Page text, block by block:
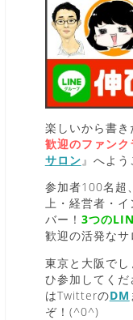
楽しいから書き
歓迎のファン
サロン 』へよう
参加者100名超
上・経営者・
バー！ 3つの
歓迎の活発なサ
東京と大阪で
ひ参加してく
はTwitterのDM
ぞ！(^0^)